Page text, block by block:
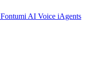
Fontumi AI Voice iAgents